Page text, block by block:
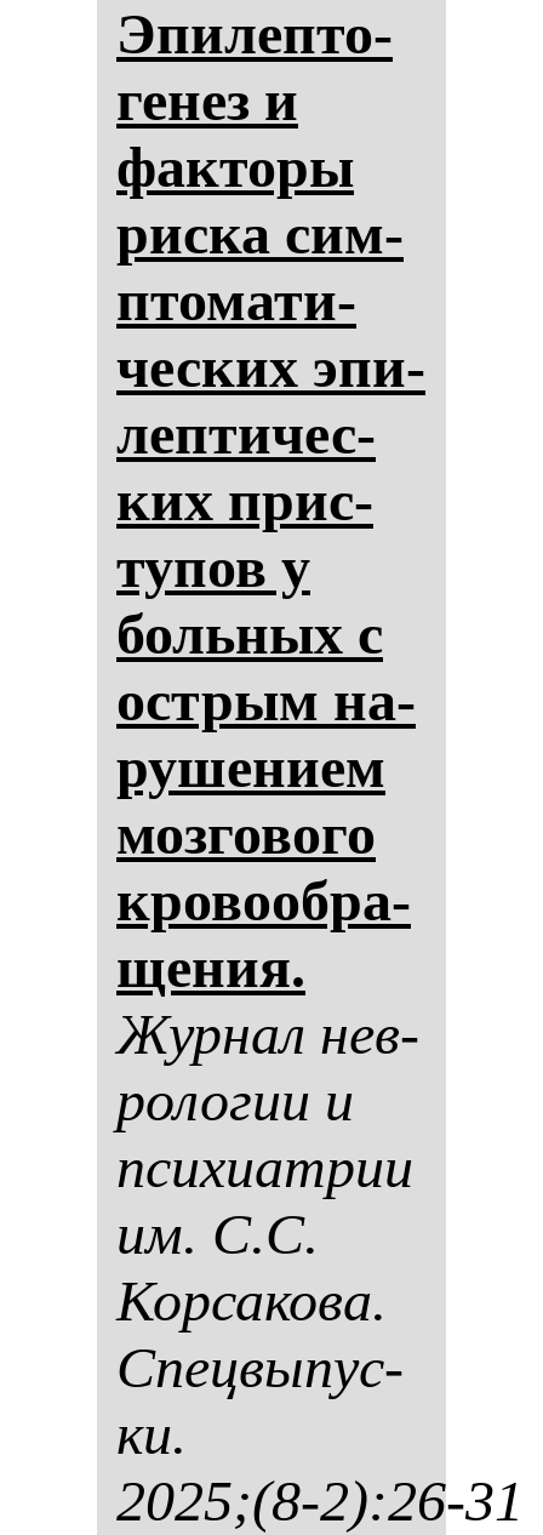
Эпи­леп­то­
ге­нез и
фак­то­ры
рис­ка сим­
пто­ма­ти­
чес­ких эпи­
леп­ти­чес­
ких прис­
ту­пов у
боль­ных с
ос­трым на­
ру­ше­ни­ем
моз­го­во­го
кро­во­об­ра­
ще­ния.
Жур­нал нев­
ро­ло­гии и
пси­хи­ат­рии
им. С.С.
Кор­са­ко­ва.
Спец­вы­пус­
ки.
2025;(8-2):26-31